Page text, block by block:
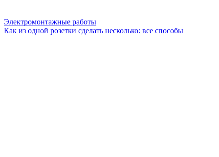
Электромонтажные работы
Как из одной розетки сделать несколько: все способы